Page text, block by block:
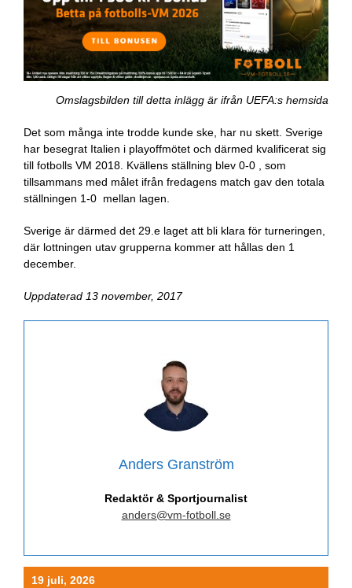
Omslagsbilden till detta inlägg är ifrån UEFA:s hemsida
Det som många inte trodde kunde ske, har nu skett. Sverige
har besegrat Italien i playoffmötet och därmed kvalificerat sig
till fotbolls VM 2018. Kvällens ställning blev 0-0 , som
tillsammans med målet ifrån fredagens match gav den totala
ställningen 1-0 mellan lagen.
Sverige är därmed det 29.e laget att bli klara för turneringen,
där lottningen utav grupperna kommer att hållas den 1
december.
Uppdaterad 13 november, 2017
Anders Granström
Redaktör & Sportjournalist
anders@vm-fotboll.se
19 juli, 2026